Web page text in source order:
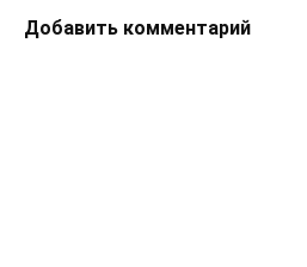
Добавить комментарий